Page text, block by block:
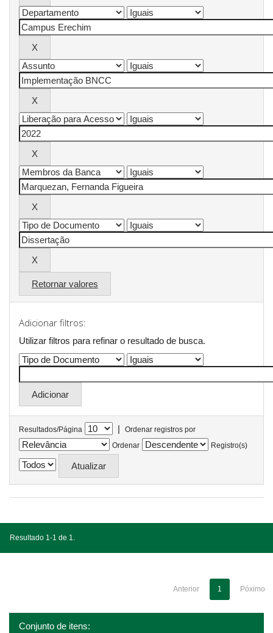
Retornar valores
Adicionar filtros:
Utilizar filtros para refinar o resultado de busca.
Resultados/Página |
Ordenar registros por
Ordenar
Registro(s)
Resultado 1-1 de 1.
Anterior 1 Póximo
Conjunto de itens: